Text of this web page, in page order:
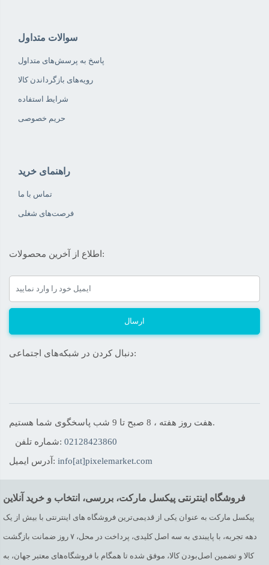
سوالات متداول
پاسخ به پرسش‌های متداول
رویه‌های بازگرداندن کالا
شرایط استفاده
حریم خصوصی
راهنمای خرید
تماس با ما
فرصت‌های شغلی
اطلاع از آخرین محصولات:
ارسال
دنبال کردن در شبکه‌های اجتماعی:
هفت روز هفته ، 8 صبح تا 9 شب پاسخگوی شما هستیم.
شماره تلفن: 02128423860
آدرس ایمیل: info[at]pixelemarket.com
فروشگاه اینترنتی پیکسل مارکت، بررسی، انتخاب و خرید آنلاین
پیکسل مارکت به عنوان یکی از قدیمی‌ترین فروشگاه های اینترنتی با بیش از یک
دهه تجربه، با پایبندی به سه اصل کلیدی، پرداخت در محل، ۷ روز ضمانت بازگشت
کالا و تضمین اصل‌بودن کالا، موفق شده تا همگام با فروشگاه‌های معتبر جهان، به